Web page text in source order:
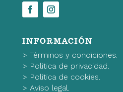
INFORMACIÓN
> Términos y condiciones.
> Política de privacidad.
> Política de cookies.
> Aviso legal.